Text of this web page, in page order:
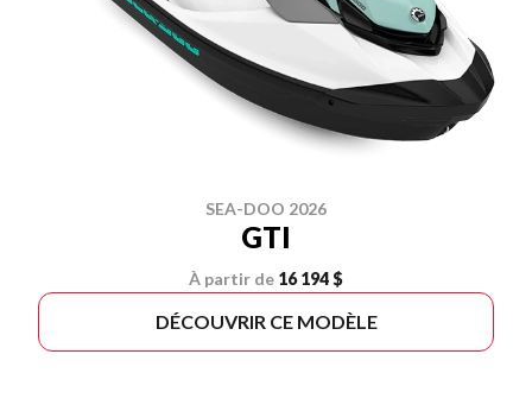
SEA-DOO 2026
GTI
À partir de 16 194 $
DÉCOUVRIR CE MODÈLE